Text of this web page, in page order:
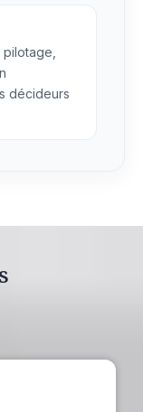
décideurs